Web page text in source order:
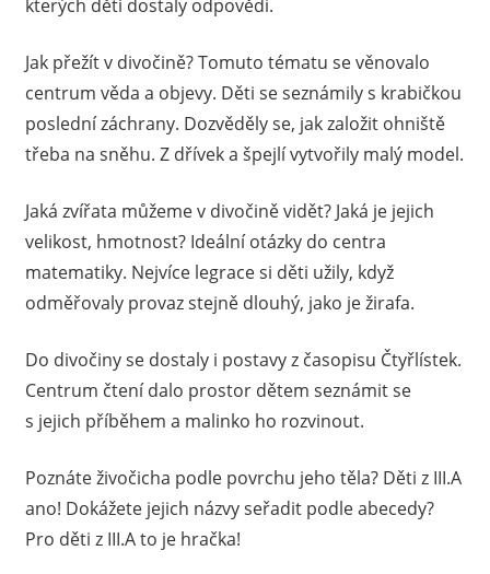
kterých děti dostaly odpovědi.
Jak přežít v divočině? Tomuto tématu se věnovalo
centrum věda a objevy. Děti se seznámily s krabičkou
poslední záchrany. Dozvěděly se, jak založit ohniště
třeba na sněhu. Z dřívek a špejlí vytvořily malý model.
Jaká zvířata můžeme v divočině vidět? Jaká je jejich
velikost, hmotnost? Ideální otázky do centra
matematiky. Nejvíce legrace si děti užily, když
odměřovaly provaz stejně dlouhý, jako je žirafa.
Do divočiny se dostaly i postavy z časopisu Čtyřlístek.
Centrum čtení dalo prostor dětem seznámit se
s jejich příběhem a malinko ho rozvinout.
Poznáte živočicha podle povrchu jeho těla? Děti z III.A
ano! Dokážete jejich názvy seřadit podle abecedy?
Pro děti z III.A to je hračka!